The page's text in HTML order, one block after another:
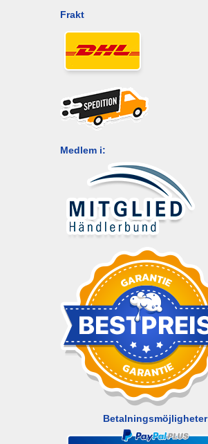
Frakt
Medlem i:
Betalningsmöjligheter